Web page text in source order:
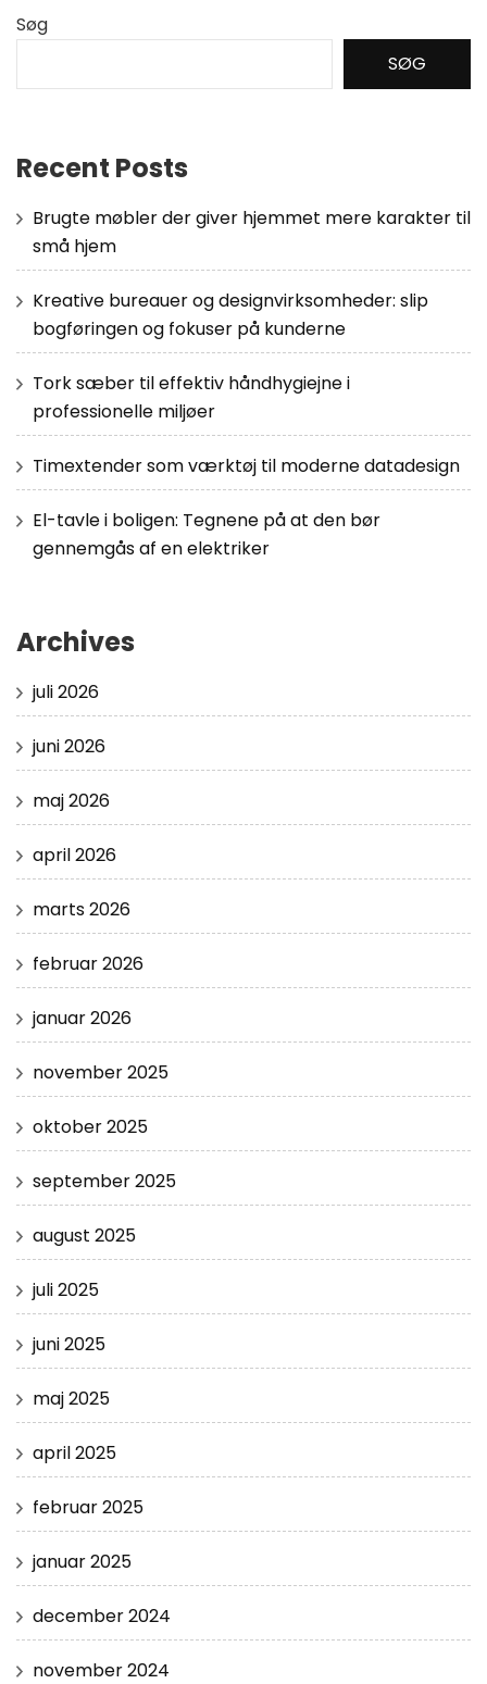
Søg
SØG
Recent Posts
Brugte møbler der giver hjemmet mere karakter til
små hjem
Kreative bureauer og designvirksomheder: slip
bogføringen og fokuser på kunderne
Tork sæber til effektiv håndhygiejne i
professionelle miljøer
Timextender som værktøj til moderne datadesign
El-tavle i boligen: Tegnene på at den bør
gennemgås af en elektriker
Archives
juli 2026
juni 2026
maj 2026
april 2026
marts 2026
februar 2026
januar 2026
november 2025
oktober 2025
september 2025
august 2025
juli 2025
juni 2025
maj 2025
april 2025
februar 2025
januar 2025
december 2024
november 2024